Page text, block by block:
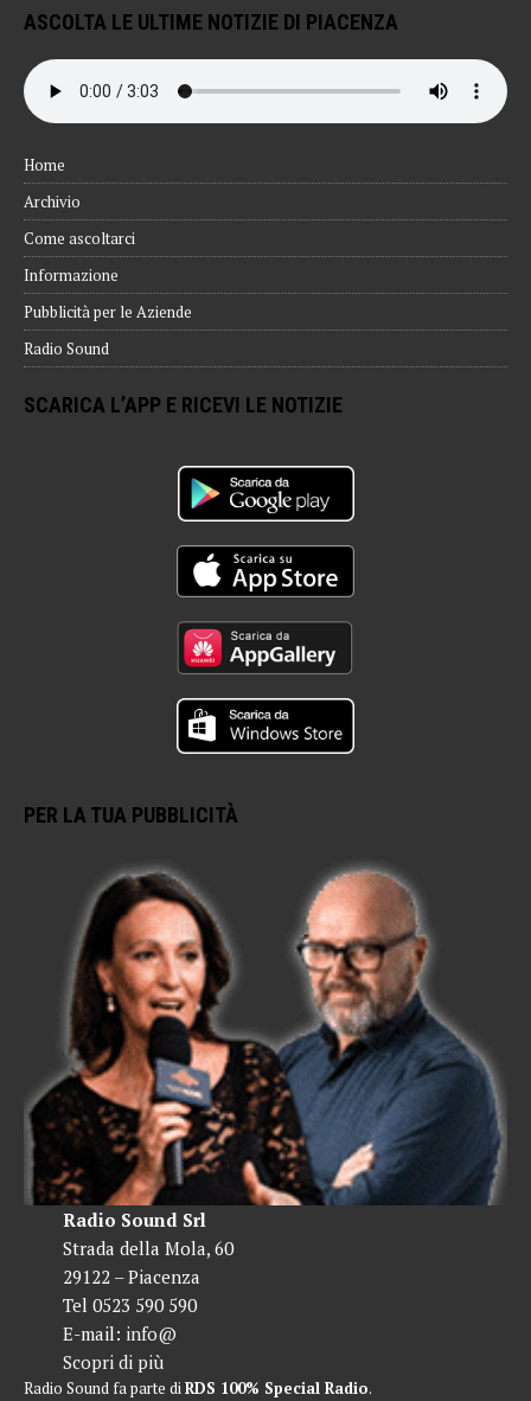
ASCOLTA LE ULTIME NOTIZIE DI PIACENZA
Home
Archivio
Come ascoltarci
Informazione
Pubblicità per le Aziende
Radio Sound
SCARICA L’APP E RICEVI LE NOTIZIE
PER LA TUA PUBBLICITÀ
Radio Sound Srl
Strada della Mola, 60
29122 – Piacenza
Tel 0523 590 590
E-mail: info@
Scopri di più
Radio Sound fa parte diRDS 100% Special Radio.